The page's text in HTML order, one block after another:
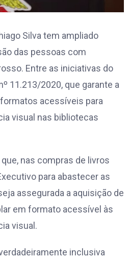
Silva tem ampliado
das pessoas com
Entre as iniciativas do
11.213/2020, que garante a
acessíveis para
visual nas bibliotecas
nas compras de livros
para abastecer as
assegurada a aquisição de
em formato acessível às
visual.
inclusiva